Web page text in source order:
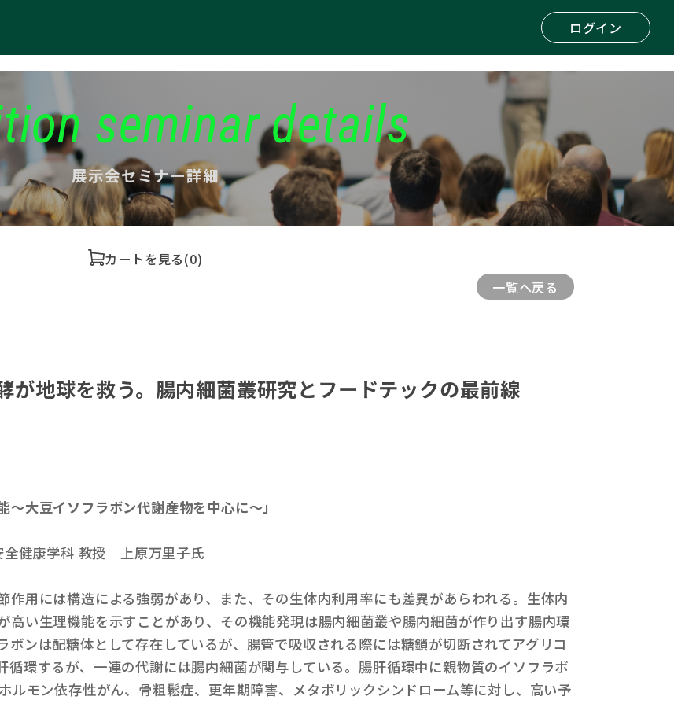
ログイン
seminar details
展示会セミナー詳細
カートを見る(0)
一覧へ戻る
が地球を救う。腸内細菌叢研究とフードテックの最前線
大豆イソフラボン代謝産物を中心に〜」
全健康学科 教授 上原万里子氏
用には構造による強弱があり、また、その生体内利用率にも差異があらわれる。生体内
い生理機能を示すことがあり、その機能発現は腸内細菌叢や腸内細菌が作り出す腸内環
ンは配糖体として存在しているが、腸管で吸収される際には糖鎖が切断されてアグリコ
循環するが、一連の代謝には腸内細菌が関与している。腸肝循環中に親物質のイソフラボ
モン依存性がん、骨粗鬆症、更年期障害、メタボリックシンドローム等に対し、高い予